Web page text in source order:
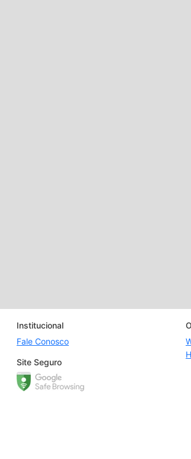
Institucional
Fale Conosco
Site Seguro